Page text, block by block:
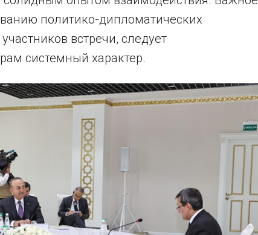
политико-дипломатических
встречи, следует
системный характер.